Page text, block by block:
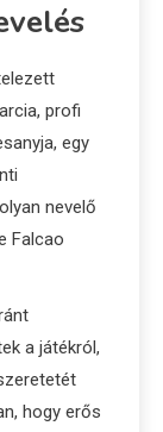
profi
egy
nevelő
Falcao
a játékról,
hogy erős